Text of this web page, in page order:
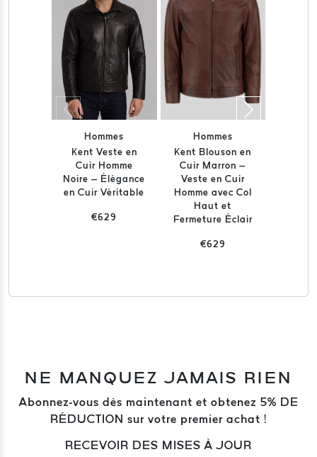
Hommes
Kent Veste en
Cuir Homme
Noire – Élégance
en Cuir Véritable
€629
Hommes
Kent Blouson en
Cuir Marron –
Veste en Cuir
Homme avec Col
Haut et
Fermeture Éclair
€629
NE MANQUEZ JAMAIS RIEN
Abonnez-vous dès maintenant et obtenez 5% DE
RÉDUCTION sur votre premier achat !
RECEVOIR DES MISES À JOUR